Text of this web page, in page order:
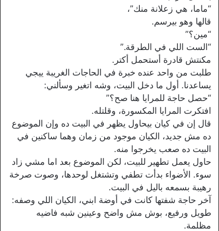
“ماما، هي زعلانة منك”،
قالها وهو بيرسم.
“مين؟”
“الست اللي في الطرقة.”
مكنتش قادرة أستحمل أكتر.
طلبت من واحد عنده خبرة في الحاجات الغريبة ييجي
يساعدنا. أول ما دخل البيت، وشه اتغير وسألني:
“حصل حاجة للمرايا هنا صح؟”
افتكرت المرايا المكسورة، وقلتله.
قال إن في كيان بيحاول يظهر في البيت ده وإن الموضوع
ده مش جديد، الكيان موجود من زمان وهما ساكنين في
البيت ده صعب يخرجوا منه.
حاول يعمل تطهير للبيت، لكن الموضوع بعد اما مشي زاد
سوء. الأضواء بدأت تطفي وتشتغل لوحدها، وصوت صرخة
رهيبة بسمعه باليل في البيت.
آخر حاجة شفتها كانت في أوضة ابني، الكيان اللي وصفه:
طويل ورفيع، بوش مش واضح وعينين شبه فاضيه
مظلمة.